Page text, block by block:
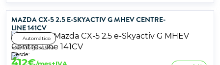
MAZDA CX-5 2.5 E-SKYACTIV G MHEV CENTRE-
LINE 141CV
Automático
Híbrido gasolina
Desde:
412€